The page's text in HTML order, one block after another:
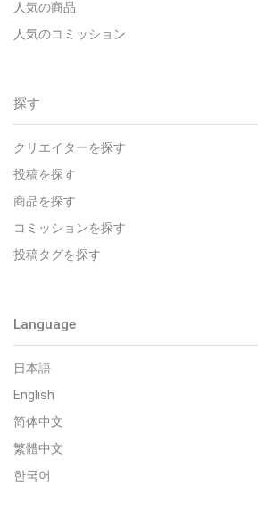
人気の商品
人気のコミッション
探す
クリエイターを探す
投稿を探す
商品を探す
コミッションを探す
投稿タグを探す
Language
日本語
English
简体中文
繁體中文
한국어